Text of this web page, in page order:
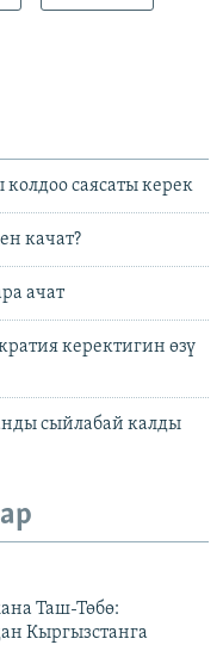
саясаты керек
качат?
ачат
керектигин өзү
сыйлабай калды
Таш-Төбө:
Кыргызстанга